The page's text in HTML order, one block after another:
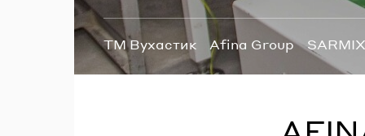
Теги:
ТМ Вухастик Afina Group SARMIX